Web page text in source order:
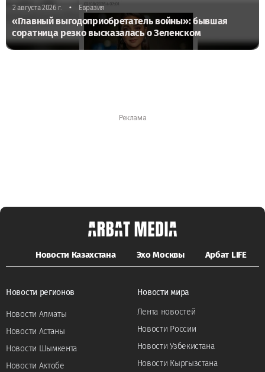
2 августа 2026 г. • Евразия
«Главный выгодоприобретатель войны»: бывшая
соратница резко высказалась о Зеленском
Новости Казахстана Эхо Москвы Арбат LIFE
Новости регионов
Новости Алматы
Новости Астаны
Новости Шымкента
Новости Актобе
Новости мира
Лента новостей
Новости России
Новости Узбекистана
Новости Кыргызстана